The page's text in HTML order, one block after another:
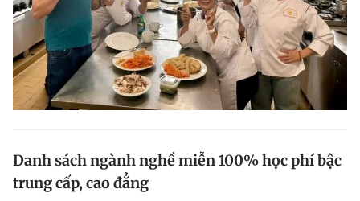
Danh sách ngành nghề miễn 100% học phí bậc
trung cấp, cao đẳng